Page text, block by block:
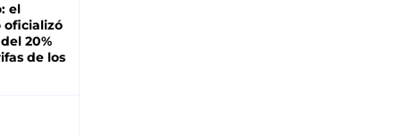
el
oficializó
20%
de los